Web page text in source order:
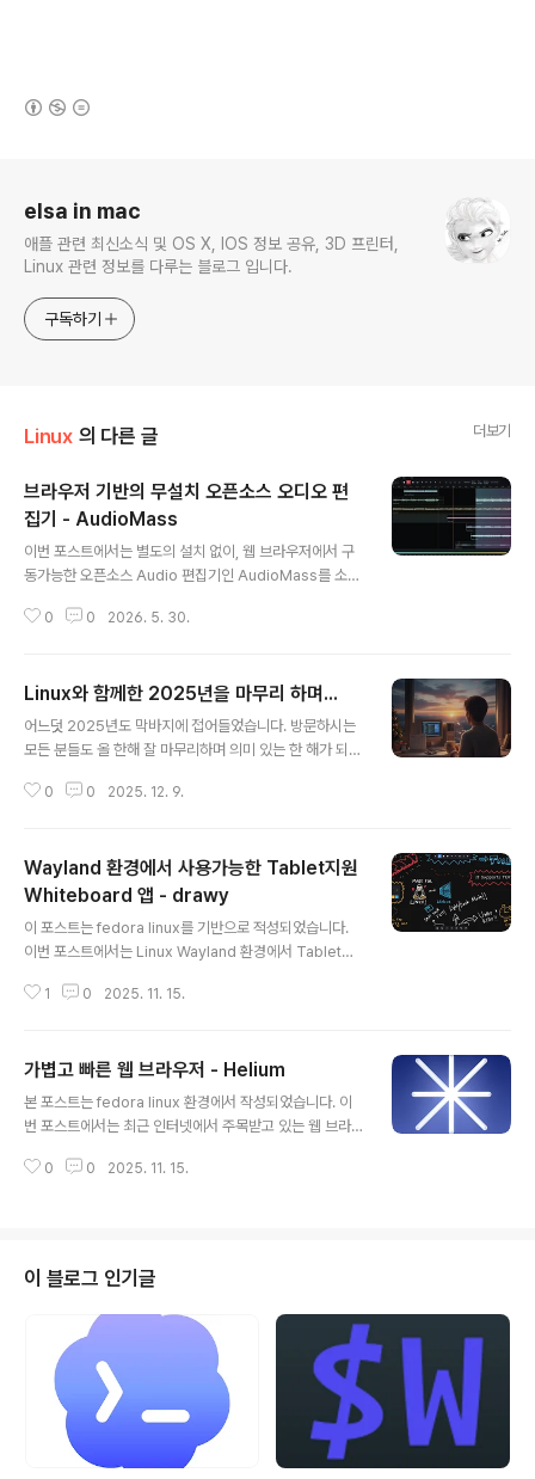
elsa in mac
애플 관련 최신소식 및 OS X, IOS 정보 공유, 3D 프린터,
Linux 관련 정보를 다루는 블로그 입니다.
구독하기
Linux 의 다른 글 더보기
브라우저 기반의 무설치 오픈소스 오디오 편
집기 - AudioMass
이번 포스트에서는 별도의 설치 없이, 웹 브라우저에서 구
동가능한 오픈소스 Audio 편집기인 AudioMass를 소개
하는 분들이라면 이미 매우 강력한 전문 Pro Tool을 사용
한 작업입니다. 아주 드물게 사용하는 것이다 보니, 대부분
은 음원 관련 app을 설치하여 사용하는 일은 없습니다. Li
nux에서는 가장 대포적인 음원편집 도구로 Audacity 가
이서 Audacity보다 의존성 패키지를 더 많이 설치해야 할
0 0 2026. 5. 30.
Linux와 함께한 2025년을 마무리 하며...
어느덧 2025년도 막바지에 접어들었습니다. 방문하시는
모든 분들도 올 한해 잘 마무리하며 의미 있는 한 해가 되었
습니다. 와... 유명 유튜버나 인플루엔서들의 올리는 영상하
번 포스트에서는 Linux를 사용하면서 느낀 2025년 한 해
를 되돌아 보고자 합니다. 2024년 마지막 날.. 정말 가벼
운 맘으로 사 놓고 잘 쓰지도 않던 mac mini에 Asahi Lin
ux를 설치한 것이 나의 컴퓨터 환경에 전환점이 되었습니
다. 사실 직업이 Embedded Linux를 사용하는 것이었기
에 Linux 자체가 생소한 영역은 아니었지만, ..
0 0 2025. 12. 9.
Wayland 환경에서 사용가능한 Tablet지원
Whiteboard 앱 - drawy
이 포스트는 fedora linux를 기반으로 적성되었습니다.
이번 포스트에서는 Linux Wayland 환경에서 Tablet을
Linux에서 특히나 Wayland 환경에서는 Tablet을 이용
루션으로 web browser기반의 Excalidraw 가 있지요.
필자도 개인적으로는 self-hosting으로 이 앱을 사용해
오고 있었습니다. 한데, 오늘 github를 검색하던 중, 웹 인
되었습니다. 2025년 1월 2일 날 프로젝트가 등록되어 있
1 0 2025. 11. 15.
가볍고 빠른 웹 브라우저 - Helium
본 포스트는 fedora linux 환경에서 작성되었습니다. 이
번 포스트에서는 최근 인터넷에서 주목받고 있는 웹 브라
서 아마 가장 많이 그리고 거의 대부분의 시간을 함께 하는
입니다. 어떤 웹 브라우저를 사용할 것인가 하는 것은 사용
자들마다 나름의 주관적인 기준에 의해 선택되어지게 되는
데, 필자의 경우에도 나름의 기준이 있습니다. 우선 가장 중
요한 것은 "개인정보 보호"입니다. 가급적이면 웹 브라우저
사용과 관련된 정보들이 노출되거나 수집되지 않기를 원하
지요. AI..
0 0 2025. 11. 15.
이 블로그 인기글